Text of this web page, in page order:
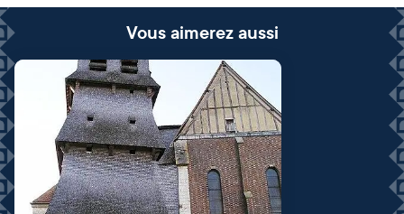
Vous aimerez aussi